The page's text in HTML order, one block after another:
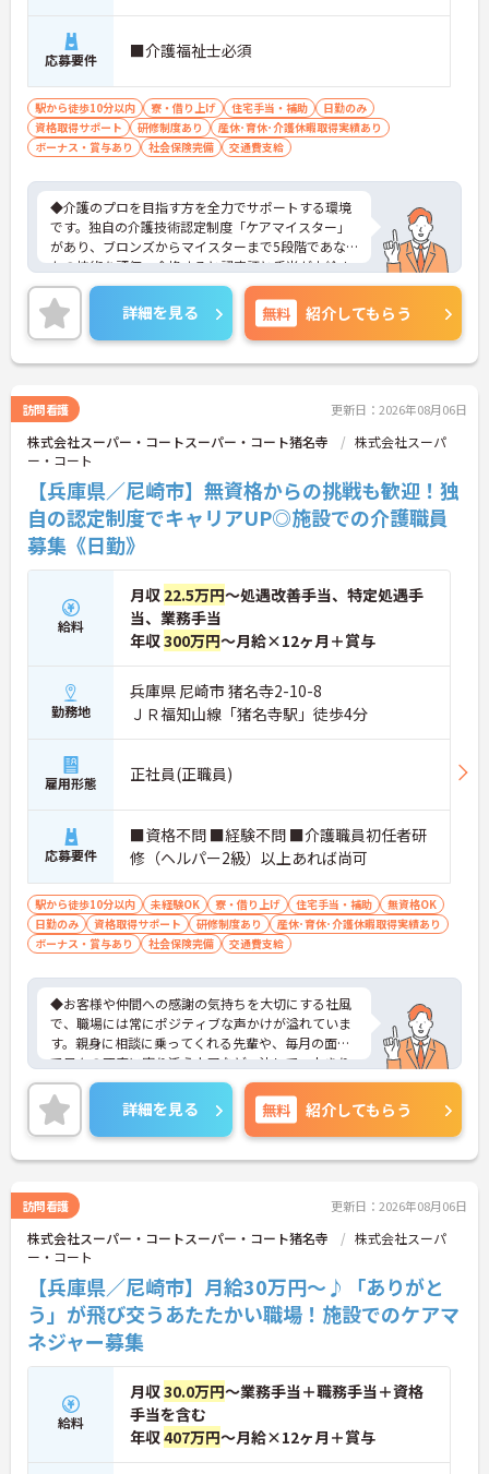
応募要件 ■介護福祉士必須
駅から徒歩10分以内 寮・借り上げ 住宅手当・補助
日勤のみ
資格取得サポート
研修制度あり
産休･育休･介護休暇取得実績あり
ボーナス・賞与あり
社会保険完備 交通費支給
◆介護のプロを目指す方を全力でサポートする環境
です。独自の介護技術認定制度「ケアマイスター」
があり、ブロンズからマイスターまで5段階であな
たの技術を評価。合格すると認定証と手当が支給さ
れます。
◆スタッフ同士の繋がりを大切にするため「サンク
スバッジ」という素敵な制度を導入しています。ス
マホやパソコンから、部署や施設を超えた仲間に
「ありがとう」のバッジを送り合う仕組みで、毎月
些細なことでも感謝を伝え合い、認め合えるため、
風通しが良くとてもあたたかい雰囲気の職場です。
また、「もっとこうしたら良くなるかも！」という
現場の小さなアイデアを大切にしており、入社1日
目から誰でもいくつでも提案できる「フジキャタ提
案」制度があり、毎月役員がすべての提案に目を通
します。自分の気づきが実際のサービス向上につな
がるため、やりがいを持って仕事に取り組めます。
詳細を見る 無料 紹介してもらう
訪問看護 更新日：2026年08月06日
株式会社スーパー・コートスーパー・コート猪名寺
株式会社スーパ
ー・コート
【兵庫県／尼崎市】無資格からの挑戦も歓迎！独
自の認定制度でキャリアUP◎施設での介護職員
募集《日勤》
給料
月収 22.5万円～処遇改善手当、特定処遇手
当、業務手当
年収300万円～月給×12ヶ月＋賞与
勤務地
兵庫県 尼崎市 猪名寺2-10-8
ＪＲ福知山線「猪名寺駅」徒歩4分
雇用形態 正社員(正職員)
応募要件
■資格不問 ■経験不問 ■介護職員初任者研
修（ヘルパー2級）以上あれば尚可
駅から徒歩10分以内 未経験OK 寮・借り上げ 住宅手当・補助
無資格OK
日勤のみ
資格取得サポート 研修制度あり
産休･育休･介護休暇取得実績あり
ボーナス・賞与あり
社会保険完備 交通費支給
◆お客様や仲間への感謝の気持ちを大切にする社風
で、職場には常にポジティブな声かけが溢れていま
す。親身に相談に乗ってくれる先輩や、毎月の面談
で日々の不安に寄り添う上司など、決して一人きり
にさせないフォロー体制が万全。心理的安全性が高
く、中途入社でも自然と馴染める職場です。
◆無資格からでもプロフェッショナルを目指せる
「資格取得支援制度」を完備しています。初任者研
修から国家資格である介護福祉士まで、現場での実
けて資格取得に挑戦できます。
◆法人独自の介護技術認定制度「ケアマイスター」
により、身につけたスキルを5段階でしっかり評価
し手当で還元。さらに「目標管理シート」を用いた
月1回の上司との面談があり、一人ひとりの不安や
目標に寄り添う手厚いフォロー体制が整っていま
す。
詳細を見る 無料 紹介してもらう
訪問看護 更新日：2026年08月06日
株式会社スーパー・コートスーパー・コート猪名寺
株式会社スーパ
ー・コート
【兵庫県／尼崎市】月給30万円～♪「ありがと
う」が飛び交うあたたかい職場！施設でのケアマ
ネジャー募集
給料
月収30.0万円～業務手当＋職務手当＋資格
手当を含む
年収407万円～月給×12ヶ月＋賞与